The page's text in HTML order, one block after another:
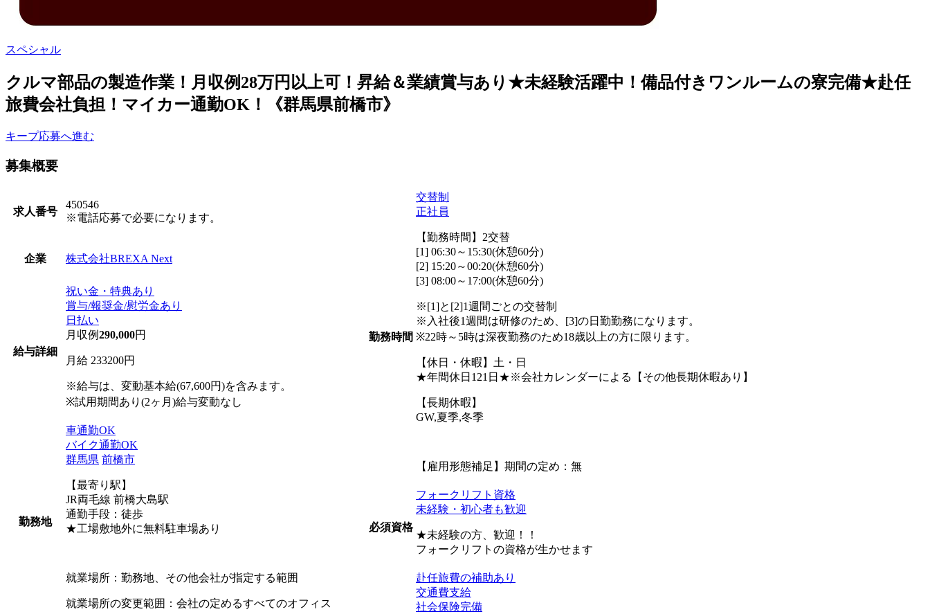
スペシャル
クルマ部品の製造作業！月収例28万円以上可！昇給＆業績賞与あり★未経験活躍中！備品付きワンルームの寮完備★赴任
旅費会社負担！マイカー通勤OK！《群馬県前橋市》
キープ応募へ進む
募集概要
求人番号
450546
※電話応募で必要になります。
企業 株式会社BREXA Next
給与詳細
祝い金・特典あり
賞与/報奨金/慰労金あり
日払い
月収例290,000円
月給 233200円
※給与は、変動基本給(67,600円)を含みます。
※試用期間あり(2ヶ月)給与変動なし
勤務地
車通勤OK
バイク通勤OK
群馬県 前橋市
【最寄り駅】
JR両毛線 前橋大島駅
通勤手段：徒歩
★工場敷地外に無料駐車場あり
就業場所：勤務地、その他会社が指定する範囲
就業場所の変更範囲：会社の定めるすべてのオフィス
勤務時間
交替制
正社員
【勤務時間】2交替
[1] 06:30～15:30(休憩60分)
[2] 15:20～00:20(休憩60分)
[3] 08:00～17:00(休憩60分)
※[1]と[2]1週間ごとの交替制
※入社後1週間は研修のため、[3]の日勤勤務になります。
※22時～5時は深夜勤務のため18歳以上の方に限ります。
【休日・休暇】土・日
★年間休日121日★※会社カレンダーによる【その他長期休暇あり】
【長期休暇】
GW,夏季,冬季
【雇用形態補足】期間の定め：無
必須資格
フォークリフト資格
未経験・初心者も歓迎
★未経験の方、歓迎！！
フォークリフトの資格が生かせます
赴任旅費の補助あり
交通費支給
社会保険完備